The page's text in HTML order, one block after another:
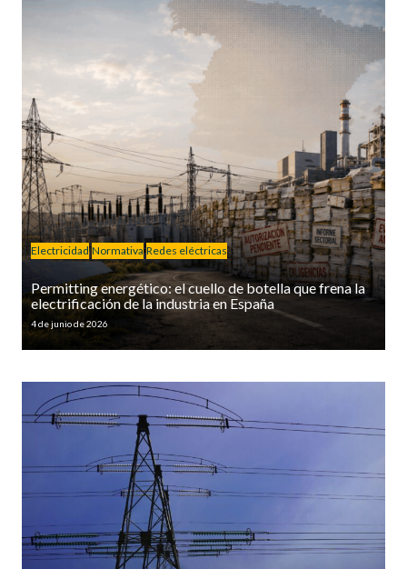
Electricidad Normativa Redes eléctricas
Permitting energético: el cuello de botella que frena la
electrificación de la industria en España
4 de junio de 2026